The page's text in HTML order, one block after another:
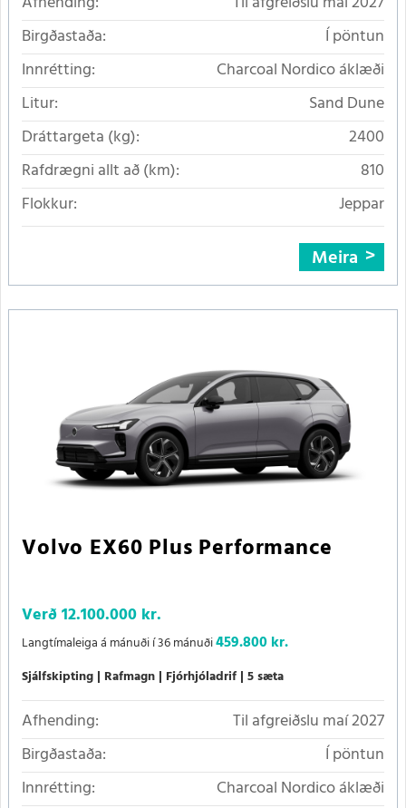
Birgðastaða:
Í pöntun
Innrétting:
Charcoal Nordico áklæði
Litur:
Sand Dune
Dráttargeta (kg):
2400
Rafdrægni allt að (km):
810
Flokkur:
Jeppar
Meira
Volvo EX60 Plus Performance
Verð12.100.000 kr.
Langtímaleiga á mánuði í 36 mánuði459.800 kr.
Sjálfskipting Rafmagn Fjórhjóladrif 5 sæta
Afhending:
Til afgreiðslu maí 2027
Birgðastaða:
Í pöntun
Innrétting:
Charcoal Nordico áklæði